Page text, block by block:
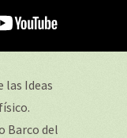
las Ideas
Barco del